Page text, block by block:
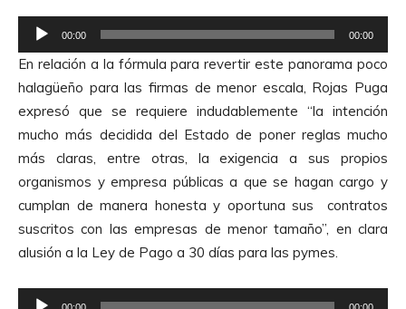
r
e
A
u
d
i
o
e
p
r
o
d
u
c
t
o
r
d
00:00 00:00
En relación a la fórmula para revertir este panorama poco
halagüeño para las firmas de menor escala, Rojas Puga
expresó que se requiere indudablemente “la intención
mucho más decidida del Estado de poner reglas mucho
más claras, entre otras, la exigencia a sus propios
organismos y empresa públicas a que se hagan cargo y
cumplan de manera honesta y oportuna sus contratos
suscritos con las empresas de menor tamaño”, en clara
alusión a la Ley de Pago a 30 días para las pymes.